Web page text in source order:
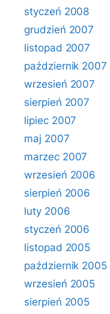
styczeń 2008
grudzień 2007
listopad 2007
październik 2007
wrzesień 2007
sierpień 2007
lipiec 2007
maj 2007
marzec 2007
wrzesień 2006
sierpień 2006
luty 2006
styczeń 2006
listopad 2005
październik 2005
wrzesień 2005
sierpień 2005